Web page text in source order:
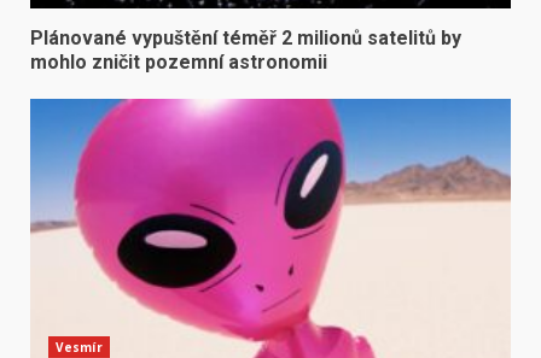
Plánované vypuštění téměř 2 milionů satelitů by
mohlo zničit pozemní astronomii
Vesmír